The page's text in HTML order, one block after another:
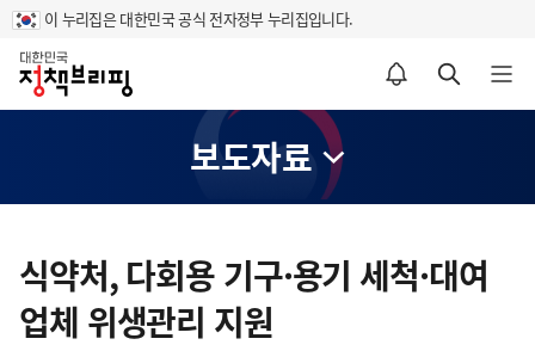
이 누리집은 대한민국 공식 전자정부 누리집입니다.
홈
알림설정 바로가기 검색 바로가기 메뉴 열기
보도자료
츠
영
식약처, 다회용 기구·용기 세척·대여
업체 위생관리 지원